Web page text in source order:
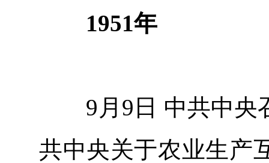
1951年
9月9日 中共中央
共中央关于农业生产